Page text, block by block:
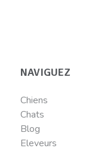
NAVIGUEZ
Chiens
Chats
Blog
Eleveurs